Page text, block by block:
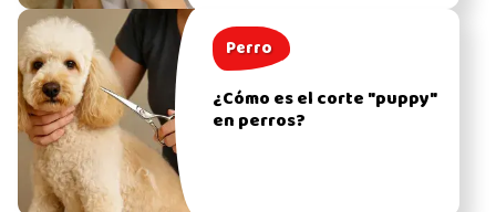
Perro
¿Cómo es el corte "puppy"
en perros?